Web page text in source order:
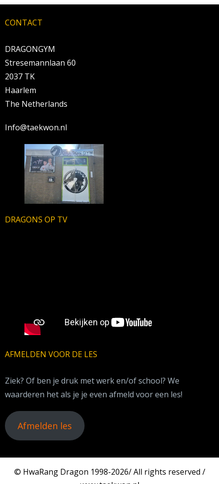
CONTACT
DRAGONGYM
Stresemannlaan 60
2037 TK
Haarlem
The Netherlands
Info@taekwon.nl
DRAGONS OP TV
AFMELDEN VOOR DE LES
Ziek? Of ben je druk met werk en/of school? We
waarderen het als je je even afmeld voor een les!
Afmelden les
© HwaRang Dragon 1998-2026/ All rights reserved /